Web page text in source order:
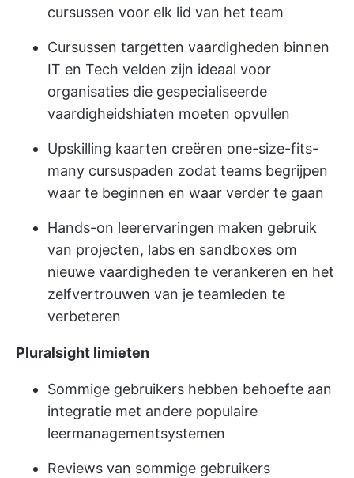
cursussen voor elk lid van het team
Cursussen targetten vaardigheden binnen
IT en Tech velden zijn ideaal voor
organisaties die gespecialiseerde
vaardigheidshiaten moeten opvullen
Upskilling kaarten creëren one-size-fits-
many cursuspaden zodat teams begrijpen
waar te beginnen en waar verder te gaan
Hands-on leerervaringen maken gebruik
van projecten, labs en sandboxes om
nieuwe vaardigheden te verankeren en het
zelfvertrouwen van je teamleden te
verbeteren
Pluralsight limieten
Sommige gebruikers hebben behoefte aan
integratie met andere populaire
leermanagementsystemen
Reviews van sommige gebruikers